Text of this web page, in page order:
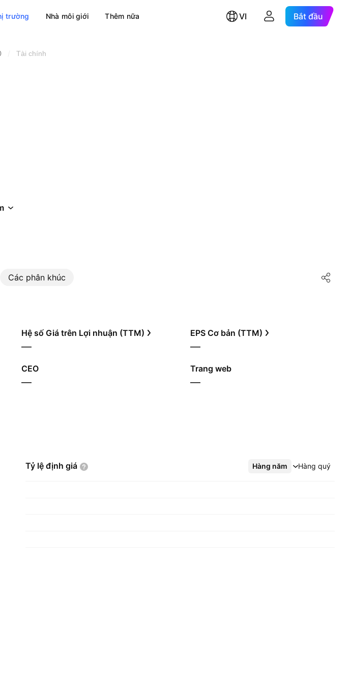
trường Nhà môi giới Thêm nữa VI Bắt đầu
Tài chính
Các phân khúc
Hệ số Giá trên Lợi nhuận (TTM)
—
EPS Cơ bản (TTM)
—
CEO
—
Trang web
—
Tỷ lệ định giá Hàng năm Hàng quý
Xem thêm